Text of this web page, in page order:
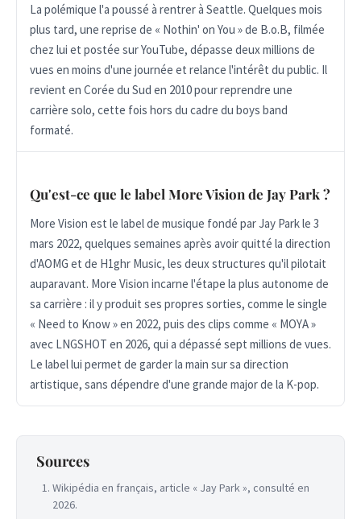
La polémique l'a poussé à rentrer à Seattle. Quelques mois
plus tard, une reprise de « Nothin' on You » de B.o.B, filmée
chez lui et postée sur YouTube, dépasse deux millions de
vues en moins d'une journée et relance l'intérêt du public. Il
revient en Corée du Sud en 2010 pour reprendre une
carrière solo, cette fois hors du cadre du boys band
formaté.
Qu'est-ce que le label More Vision de Jay Park ?
More Vision est le label de musique fondé par Jay Park le 3
mars 2022, quelques semaines après avoir quitté la direction
d'AOMG et de H1ghr Music, les deux structures qu'il pilotait
auparavant. More Vision incarne l'étape la plus autonome de
sa carrière : il y produit ses propres sorties, comme le single
« Need to Know » en 2022, puis des clips comme « MOYA »
avec LNGSHOT en 2026, qui a dépassé sept millions de vues.
Le label lui permet de garder la main sur sa direction
artistique, sans dépendre d'une grande major de la K-pop.
Sources
Wikipédia en français, article « Jay Park », consulté en
2026.